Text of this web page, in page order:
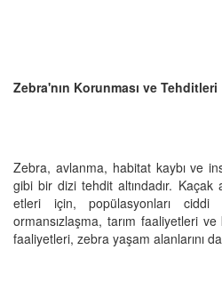
Zebra'nın Korunması ve Tehditleri
Zebra, avlanma, habitat kaybı ve
gibi bir dizi tehdit altındadır.
etleri için, popülasyonları ciddi
ormansızlaşma, tarım faaliyetleri
faaliyetleri, zebra yaşam alanlarını